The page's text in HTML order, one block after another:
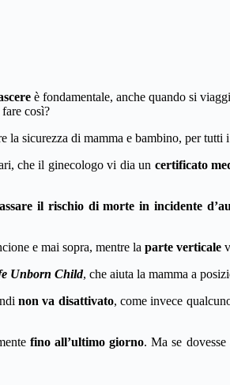
è fondamentale, anche quando si
così?
la sicurezza di mamma e bambino, per tutti
che il ginecologo vi dia un certificato
il rischio di morte in incidente
e mai sopra, mentre la parte verticale
Unborn Child, che aiuta la mamma a
non va disattivato, come invece
fino all’ultimo giorno. Ma se